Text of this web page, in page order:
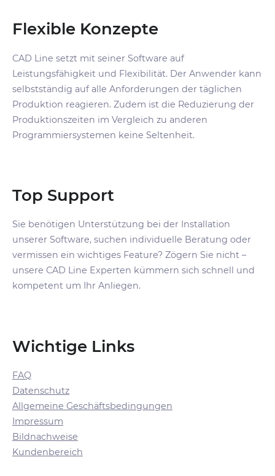
Flexible Konzepte
CAD Line setzt mit seiner Software auf
Leistungsfähigkeit und Flexibilität. Der Anwender kann
selbstständig auf alle Anforderungen der täglichen
Produktion reagieren. Zudem ist die Reduzierung der
Produktionszeiten im Vergleich zu anderen
Programmiersystemen keine Seltenheit.
Top Support
Sie benötigen Unterstützung bei der Installation
unserer Software, suchen individuelle Beratung oder
vermissen ein wichtiges Feature? Zögern Sie nicht –
unsere CAD Line Experten kümmern sich schnell und
kompetent um Ihr Anliegen.
Wichtige Links
FAQ
Datenschutz
Allgemeine Geschäftsbedingungen
Impressum
Bildnachweise
Kundenbereich